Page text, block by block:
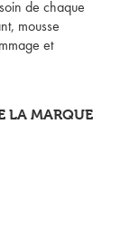
de chaque
mousse
et
LA MARQUE